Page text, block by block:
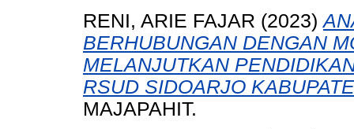
RENI, ARIE FAJAR (2023)
BERHUBUNGAN DENGAN
MELANJUTKAN
RSUD SIDOARJO
MAJAPAHIT.